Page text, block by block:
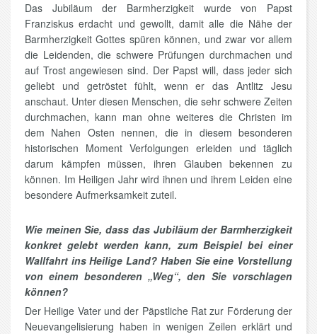
Das Jubiläum der Barmherzigkeit wurde von Papst
Franziskus erdacht und gewollt, damit alle die Nähe der
Barmherzigkeit Gottes spüren können, und zwar vor allem
die Leidenden, die schwere Prüfungen durchmachen und
auf Trost angewiesen sind. Der Papst will, dass jeder sich
geliebt und getröstet fühlt, wenn er das Antlitz Jesu
anschaut. Unter diesen Menschen, die sehr schwere Zeiten
durchmachen, kann man ohne weiteres die Christen im
dem Nahen Osten nennen, die in diesem besonderen
historischen Moment Verfolgungen erleiden und täglich
darum kämpfen müssen, ihren Glauben bekennen zu
können. Im Heiligen Jahr wird ihnen und ihrem Leiden eine
besondere Aufmerksamkeit zuteil.
Wie meinen Sie, dass das Jubiläum der Barmherzigkeit
konkret gelebt werden kann, zum Beispiel bei einer
Wallfahrt ins Heilige Land? Haben Sie eine Vorstellung
von einem besonderen „Weg“, den Sie vorschlagen
können?
Der Heilige Vater und der Päpstliche Rat zur Förderung der
Neuevangelisierung haben in wenigen Zeilen erklärt und